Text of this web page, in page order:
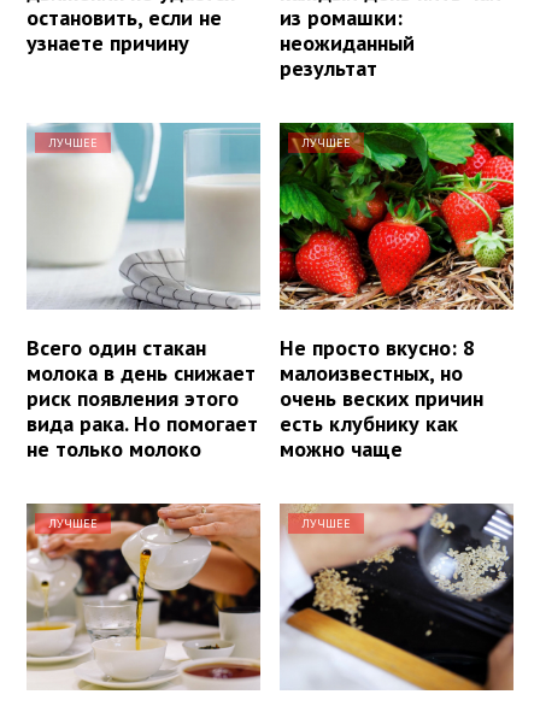
остановить, если не
узнаете причину
из ромашки:
неожиданный
результат
ЛУЧШЕЕ
Всего один стакан
молока в день снижает
риск появления этого
вида рака. Но помогает
не только молоко
ЛУЧШЕЕ
Не просто вкусно: 8
малоизвестных, но
очень веских причин
есть клубнику как
можно чаще
ЛУЧШЕЕ ЛУЧШЕЕ